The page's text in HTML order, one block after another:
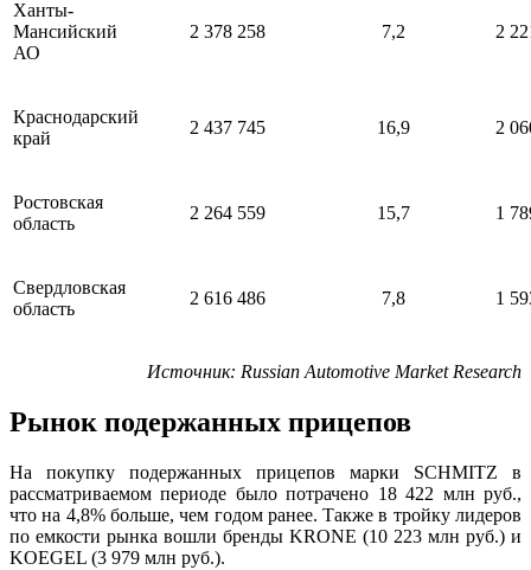
Ханты-
Мансийский
АО
2 378 258 7,2 2
Краснодарский
край
2 437 745 16,9 2
Ростовская
область
2 264 559 15,7 1
Свердловская
область
2 616 486 7,8 1
Источник: Russian Automotive Market Research
Рынок подержанных прицепов
На покупку подержанных прицепов марки SCHMITZ в
рассматриваемом периоде было потрачено 18 422 млн руб.,
что на 4,8% больше, чем годом ранее. Также в тройку лидеров
по емкости рынка вошли бренды KRONE (10 223 млн руб.) и
KOEGEL (3 979 млн руб.).